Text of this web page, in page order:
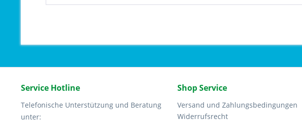
Service Hotline
Telefonische Unterstützung und Beratung
unter:
Shop Service
Versand und Zahlungsbedingungen
Widerrufsrecht